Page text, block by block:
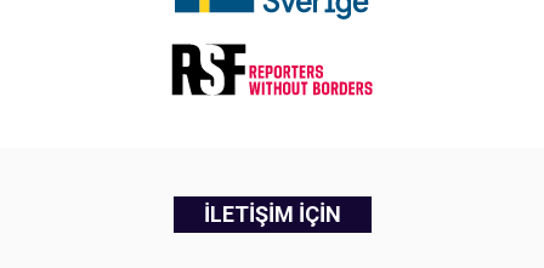
İLETİŞİM İÇİN